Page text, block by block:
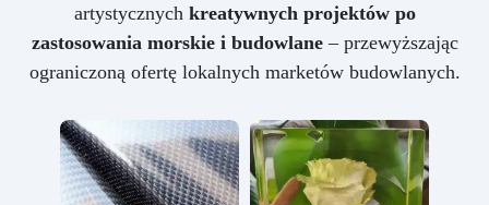
artystycznych kreatywnych projektów po
zastosowania morskie i budowlane– przewyższając
ograniczoną ofertę lokalnych marketów budowlanych.